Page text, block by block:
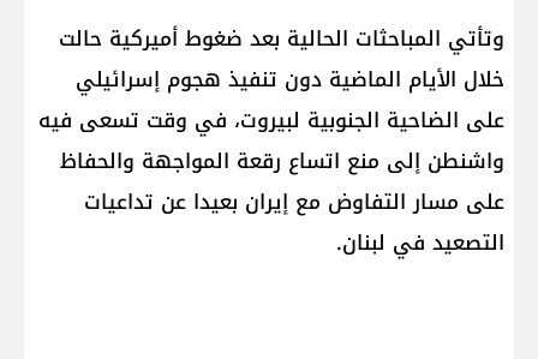
وتأتي المباحثات الحالية بعد ضغوط أميركية حالت
خلال الأيام الماضية دون تنفيذ هجوم إسرائيلي
على الضاحية الجنوبية لبيروت، في وقت تسعى فيه
واشنطن إلى منع اتساع رقعة المواجهة والحفاظ
على مسار التفاوض مع إيران بعيدا عن تداعيات
التصعيد في لبنان.